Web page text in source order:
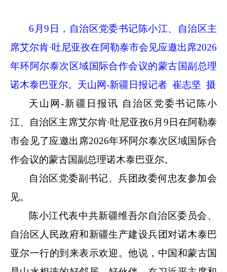
6 月9 日，自治区党委书记陈小江、自治区主
席艾尔肯·吐尼亚孜在阿勒泰市会见应邀出席2026
年环阿尔泰次区域国际合作会议的蒙古国副总理
诺木泰巴亚尔。天山网-新疆日报记者 崔志坚 摄
天山网-新疆日报讯 自治区党委书记陈小
江、自治区主席艾尔肯·吐尼亚孜6 月 9日在阿勒泰
市会见了应邀出席2026年环阿尔泰次区域国际合
作会议的蒙古国副总理诺木泰巴亚尔。
自治区党委副书记、兵团政委何忠友参加会
见。
陈小江代表中共新疆维吾尔自治区委员会、
自治区人民政府和新疆生产建设兵团对诺木泰巴
亚尔一行的到来表示欢迎。他说，中国和蒙古国